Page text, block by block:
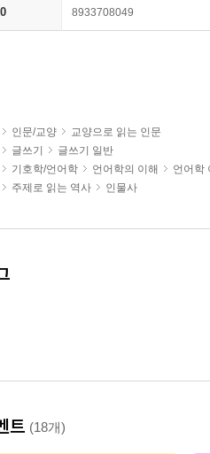
8933708049
인문/교양
교양으로 읽는 인문
글쓰기
글쓰기 일반
기호학/언어학 언어학의 이해
언어학
주제로 읽는 역사 인물사
트 (18개)